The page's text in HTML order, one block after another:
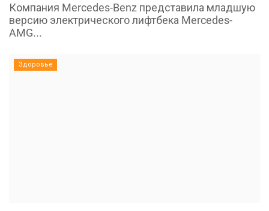
Компания Mercedes-Benz представила младшую
версию электрического лифтбека Mercedes-
AMG...
Здоровье